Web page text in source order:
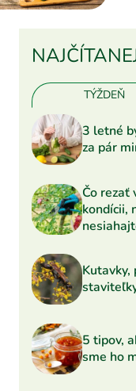
TÝŽDEŇ
3 letné
za pár
Čo rezať
kondícii,
5 tipov,
sme ho